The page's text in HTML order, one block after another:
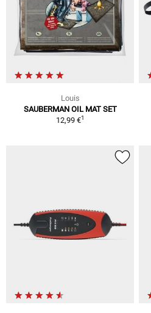
Louis
SAUBERMAN OIL MAT SET
12,99 €1